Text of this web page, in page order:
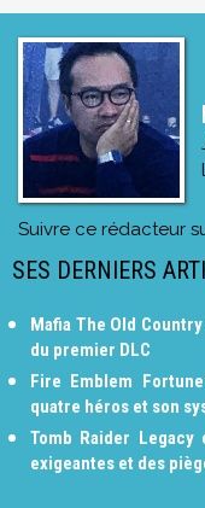
Suivre ce rédacteur
SES DERNIERS
Mafia The Old
du premier DLC
Fire Emblem
quatre héros et son
Tomb Raider
exigeantes et des